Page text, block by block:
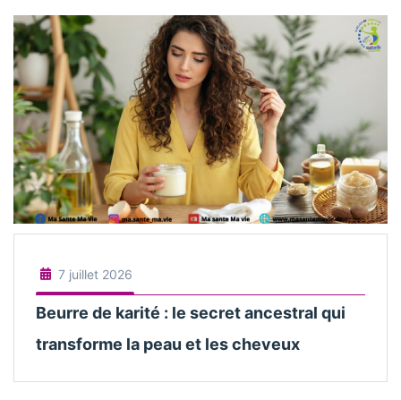
7 juillet 2026
Beurre de karité : le secret ancestral qui
transforme la peau et les cheveux